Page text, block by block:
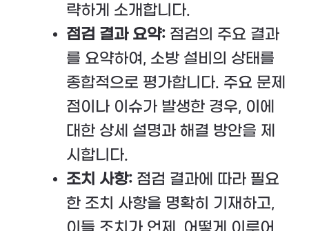
략하게 소개합니다.
점검 결과 요약: 점검의 주요 결과
를 요약하여, 소방 설비의 상태를
종합적으로 평가합니다. 주요 문제
점이나 이슈가 발생한 경우, 이에
대한 상세 설명과 해결 방안을 제
시합니다.
조치 사항: 점검 결과에 따라 필요
한 조치 사항을 명확히 기재하고,
이들 조치가 언제, 어떻게 이루어